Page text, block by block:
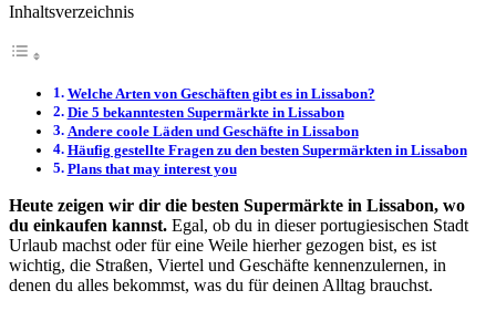
Inhaltsverzeichnis
Welche Arten von Geschäften gibt es in Lissabon?
Die 5 bekanntesten Supermärkte in Lissabon
Andere coole Läden und Geschäfte in Lissabon
Häufig gestellte Fragen zu den besten Supermärkten in Lissabon
Plans that may interest you
Heute zeigen wir dir die besten Supermärkte in Lissabon, wo
du einkaufen kannst. Egal, ob du in dieser portugiesischen Stadt
Urlaub machst oder für eine Weile hierher gezogen bist, es ist
wichtig, die Straßen, Viertel und Geschäfte kennenzulernen, in
denen du alles bekommst, was du für deinen Alltag brauchst.